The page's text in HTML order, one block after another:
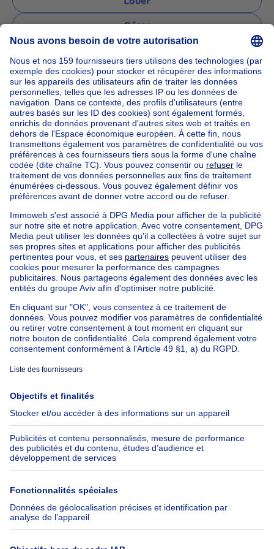
Gérer
Accueil
Agences immobilières
Agences immobilières à Etterbeek
YES Properties
Nos maisons hors de la Belgique
Maison à vendre France
Maison à vendre Espagne
Maison à vendre Italie
Maison à vendre Luxembourg
Maison à vendre Pays-bas
Nos biens pas chèrsMaison à vendre pas cher
Appartements à louer pas cher
Nos biens à louer avec chambres
Appartement à vendre avec 3 chambres
Maison à vendre avec 3 chambres
Appartement à louer avec 3 chambres
Maison à louer avec 3 chambres
Appartement à louer avec 3 chambres Bruxelles-ville
À propos
Immoweb
Presse
Emplois
Groupe Axel Springer
SeLoger.com
Immowelt.de
Outils
Belfius
Assurances
Check-list déménagement
Aide
FAQ
Suivez-nous